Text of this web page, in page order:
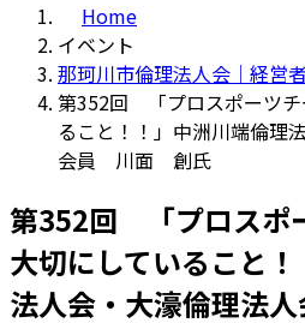
Home
イベント
那珂川市倫理法人会｜経営
第352回 「プロスポーツチ
ること！！」中洲川端倫理
会員 川面 創氏
第352回 「プロスポ
大切にしていること
法人会・大濠倫理